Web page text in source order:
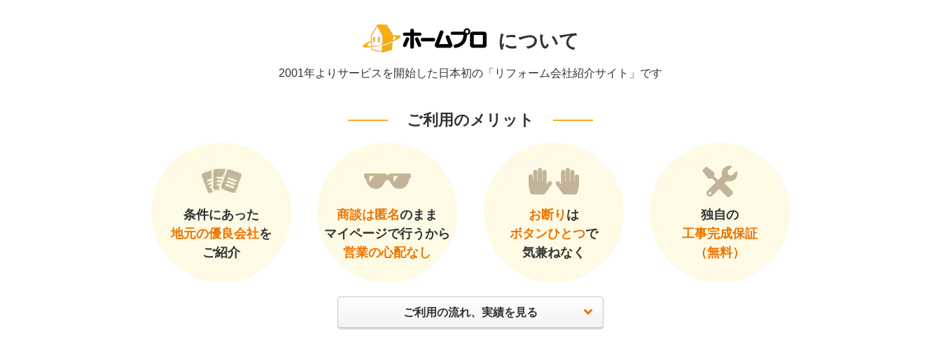
について
2001年よりサービスを開始した日本初の「リフォーム会社紹介サイト」です
ご利用のメリット
条件にあった
地元の優良会社を
ご紹介
商談は匿名のまま
マイページで行うから
営業の心配なし
お断り は
ボタンひとつで
気兼ねなく
独自の
工事完成保証
（無料）
ご利用の流れ、実績を見る